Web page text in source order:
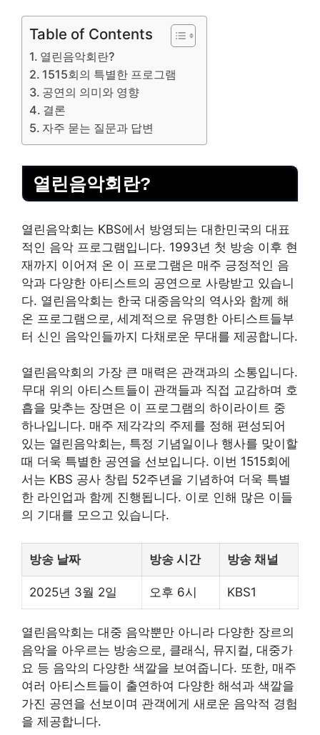
Table of Contents
열린음악회란?
1515회의 특별한 프로그램
공연의 의미와 영향
결론
자주 묻는 질문과 답변
열린음악회란?
열린음악회는 KBS에서 방영되는 대한민국의 대표
적인 음악 프로그램입니다. 1993년 첫 방송 이후 현
재까지 이어져 온 이 프로그램은 매주 긍정적인 음
악과 다양한 아티스트의 공연으로 사랑받고 있습니
다. 열린음악회는 한국 대중음악의 역사와 함께 해
온 프로그램으로, 세계적으로 유명한 아티스트들부
터 신인 음악인들까지 다채로운 무대를 제공합니다.
열린음악회의 가장 큰 매력은 관객과의 소통입니다.
무대 위의 아티스트들이 관객들과 직접 교감하며 호
흡을 맞추는 장면은 이 프로그램의 하이라이트 중
하나입니다. 매주 제각각의 주제를 정해 편성되어
있는 열린음악회는, 특정 기념일이나 행사를 맞이할
때 더욱 특별한 공연을 선보입니다. 이번 1515회에
서는 KBS 공사 창립 52주년을 기념하여 더욱 특별
한 라인업과 함께 진행됩니다. 이로 인해 많은 이들
의 기대를 모으고 있습니다.
방송 날짜 방송 시간 방송 채널
2025년 3월 2일 오후 6시 KBS1
열린음악회는 대중 음악뿐만 아니라 다양한 장르의
음악을 아우르는 방송으로, 클래식, 뮤지컬, 대중가
요 등 음악의 다양한 색깔을 보여줍니다. 또한, 매주
여러 아티스트들이 출연하여 다양한 해석과 색깔을
가진 공연을 선보이며 관객에게 새로운 음악적 경험
을 제공합니다.